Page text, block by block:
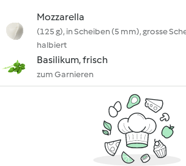
Mozzarella
(125 g), in Scheiben (5 mm), grosse
halbiert
Basilikum, frisch
zum Garnieren